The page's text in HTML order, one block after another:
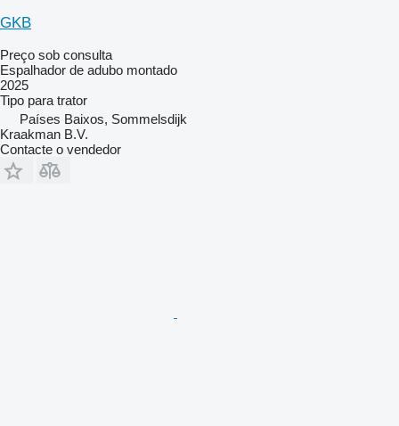
GKB
Preço sob consulta
Espalhador de adubo montado
2025
Tipo para trator
Países Baixos, Sommelsdijk
Kraakman B.V.
Contacte o vendedor